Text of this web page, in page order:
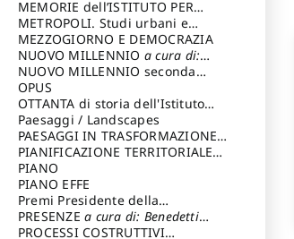
di: Lopez Massimo
MEMORIE dell’ISTITUTO PER
STORIA DEL RISORGIMENTO
METROPOLI. Studi urbani e
regionali
MEZZOGIORNO E DEMOCRAZIA
NUOVO MILLENNIO a cura di:
Capaldo Pellegrino
NUOVO MILLENNIO seconda
serie
Francesco
OPUS
OTTANTA di storia dell'Istituto
storia dell’Istitutoa cura di:
Cavalieri Patrizia
Paesaggi / Landscapes
PAESAGGI IN TRASFORMAZIONEa
cura di: Corti Enrico A.
PIANIFICAZIONE TERRITORIALE
URBANISTICA ED AMBIENTALE
cura di: Costa Enrico
PIANO
PIANO EFFE
Premi Presidente della
Repubblica
PRESENZEa cura di: Benedetti
Sandro
PROCESSI COSTRUTTIVI